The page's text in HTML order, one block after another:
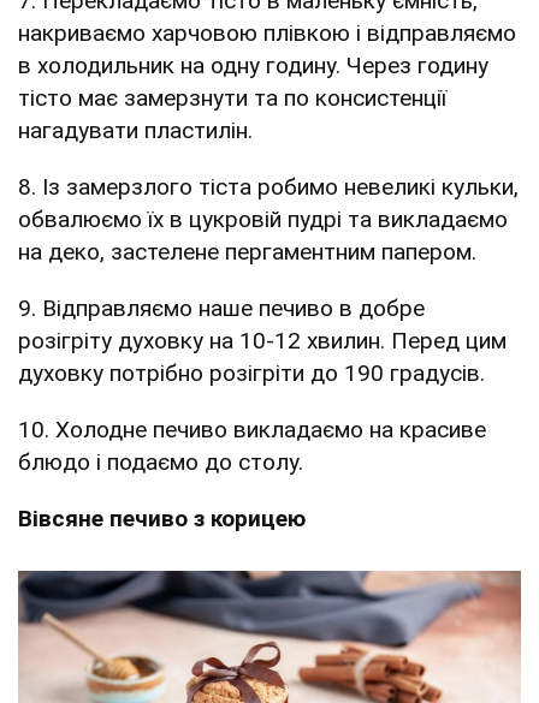
накриваємо харчовою плівкою і відправляємо
в холодильник на одну годину. Через годину
тісто має замерзнути та по консистенції
нагадувати пластилін.
8. Із замерзлого тіста робимо невеликі кульки,
обвалюємо їх в цукровій пудрі та викладаємо
на деко, застелене пергаментним папером.
9. Відправляємо наше печиво в добре
розігріту духовку на 10-12 хвилин. Перед цим
духовку потрібно розігріти до 190 градусів.
10. Холодне печиво викладаємо на красиве
блюдо і подаємо до столу.
Вівсяне печиво з корицею